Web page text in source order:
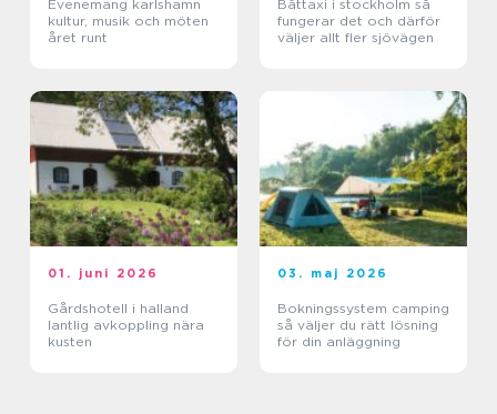
Evenemang karlshamn
kultur, musik och möten
året runt
Båttaxi i stockholm så
fungerar det och därför
väljer allt fler sjövägen
01. juni 2026
Gårdshotell i halland
lantlig avkoppling nära
kusten
03. maj 2026
Bokningssystem camping
så väljer du rätt lösning
för din anläggning